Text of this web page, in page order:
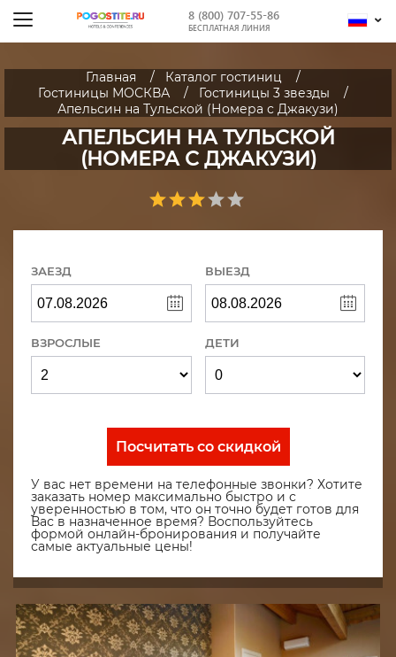
8 (800) 707-55-86
БЕСПЛАТНАЯ ЛИНИЯ
Главная
Каталог гостиниц
Гостиницы МОСКВА
Гостиницы 3 звезды
Апельсин на Тульской (Номера с Джакузи)
АПЕЛЬСИН НА ТУЛЬСКОЙ
(НОМЕРА С ДЖАКУЗИ)
ЗАЕЗД ВЫЕЗД
ВЗРОСЛЫЕ ДЕТИ
Посчитать со скидкой
У вас нет времени на телефонные звонки? Хотите
заказать номер максимально быстро и с
уверенностью в том, что он точно будет готов для
Вас в назначенное время? Воспользуйтесь
формой онлайн-бронирования и получайте
самые актуальные цены!